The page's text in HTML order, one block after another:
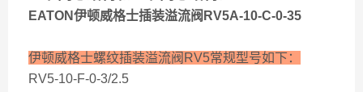
EATON伊顿威格士插装溢流阀RV5A-10-C-0-35
伊顿威格士螺纹插装溢流阀RV5常规型号如下：
RV5-10-F-0-3/2.5